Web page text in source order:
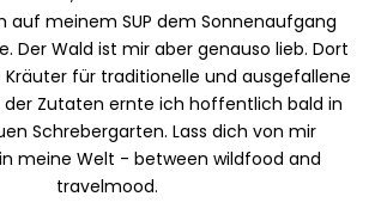
auf meinem SUP dem Sonnenaufgang
Der Wald ist mir aber genauso lieb. Dort
für traditionelle und ausgefallene
der Zutaten ernte ich hoffentlich bald in
Schrebergarten. Lass dich von mir
meine Welt - between wildfood and
travelmood.